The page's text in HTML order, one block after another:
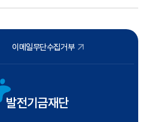
이메일무단수집거부
발전기금재단